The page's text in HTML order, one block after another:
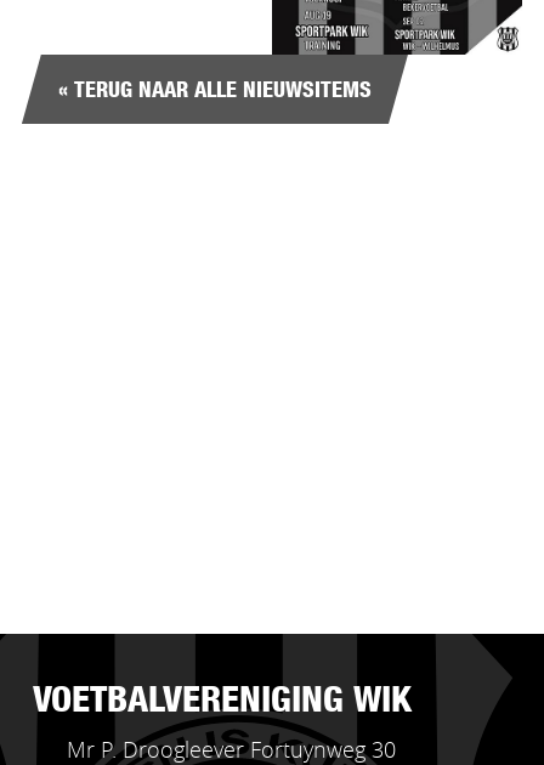
« TERUG NAAR ALLE NIEUWSITEMS
VOETBALVERENIGING WIK
Mr P. Droogleever Fortuynweg 30